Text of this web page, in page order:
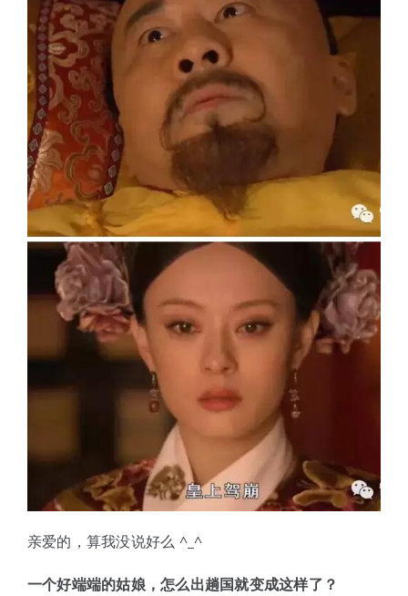
亲爱的，算我没说好么 ^_^
一个好端端的姑娘，怎么出趟国就变成这样了？